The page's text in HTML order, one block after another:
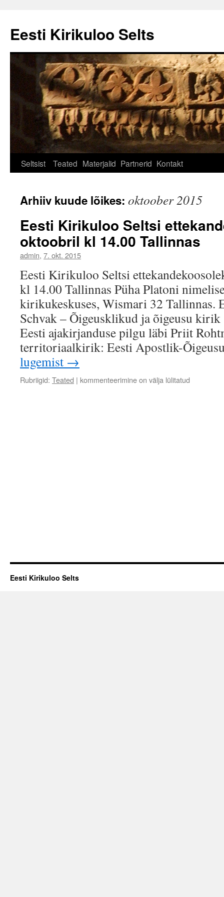
Eesti Kirikuloo Selts
Seltsist Teated Materjalid Partnerid Kontakt
Arhiiv kuude lõikes: oktoober 2015
Eesti Kirikuloo Seltsi
oktoobril kl 14.00 Tallinnas
admin, 7. okt. 2015
Eesti Kirikuloo Seltsi
kl 14.00 Tallinnas Püha Platoni
kirikukeskuses, Wismari 32 Tallinnas.
Schvak – Õigeusklikud ja õigeusu kirik
Eesti ajakirjanduse pilgu läbi Priit
territoriaalkirik: Eesti Apostlik-
lugemist →
Rubriigid: Teated | kommenteerimine on välja lülitatud
Eesti Kirikuloo Selts